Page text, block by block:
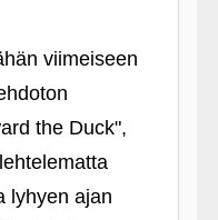
viimeiseen
the Duck",
lyhyen ajan